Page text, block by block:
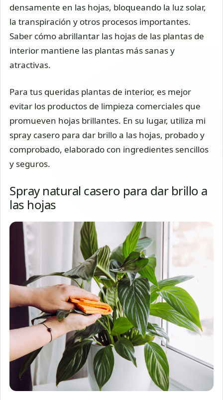
densamente en las hojas, bloqueando la luz solar,
la transpiración y otros procesos importantes.
Saber cómo abrillantar las hojas de las plantas de
interior mantiene las plantas más sanas y
atractivas.
Para tus queridas plantas de interior, es mejor
evitar los productos de limpieza comerciales que
promueven hojas brillantes. En su lugar, utiliza mi
spray casero para dar brillo a las hojas, probado y
comprobado, elaborado con ingredientes sencillos
y seguros.
Spray natural casero para dar brillo a
las hojas